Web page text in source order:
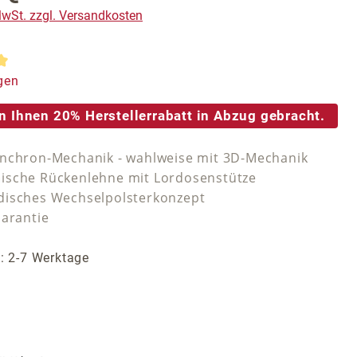
zzgl. Versandkosten
Bewertung von 5 von 5 Sternen
Ihnen 20% Herstellerrabatt in Abzug gebracht.
Mechanik - wahlweise mit 3D-Mechanik
Rückenlehne mit Lordosenstütze
Wechselpolsterkonzept
2-7 Werktage